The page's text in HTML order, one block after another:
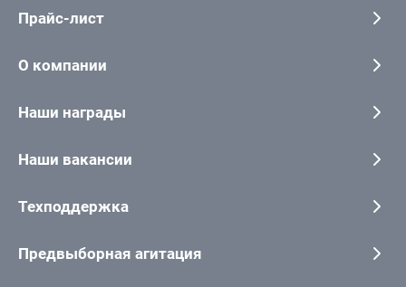
Прайс-лист
О компании
Наши награды
Наши вакансии
Техподдержка
Предвыборная агитация